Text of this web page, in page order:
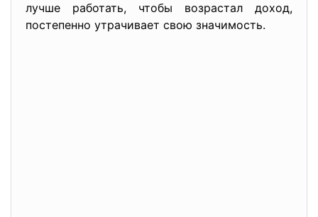
лучше работать, чтобы возрастал доход,
постепенно утрачивает свою значимость.